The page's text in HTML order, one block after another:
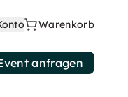
Warenkorb
anfragen